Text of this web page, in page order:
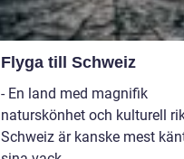
Flyga till Schweiz
- En land med magnifik
naturskönhet och kulturell
Schweiz är kanske mest